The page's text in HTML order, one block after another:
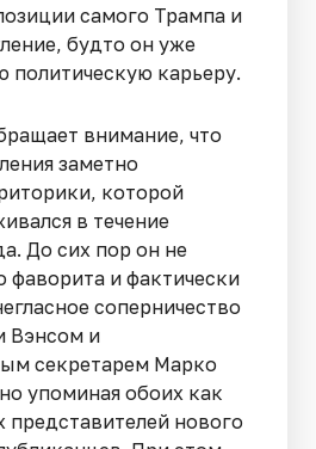
самого Трампа и
будто он уже
политическую карьеру.
внимание, что
заметно
которой
в течение
До сих пор он не
фаворита и фактически
соперничество
Вэнсом и
секретарем Марко
упоминая обоих как
представителей нового